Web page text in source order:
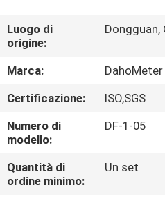
GIRO
DELLA
FABBRICA
CONTROLLO
DI
QUALITÀ
Luogo di
origine:
Dongguan,
Marca:
DahoMeter
Certificazione:
ISO,SGS
Numero di
modello:
DF-1-05
Quantità di
ordine minimo:
Un set